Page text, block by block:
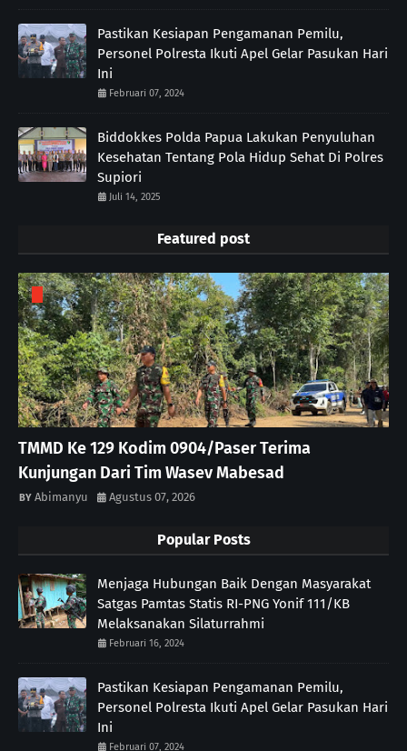
Pastikan Kesiapan Pengamanan Pemilu,
Personel Polresta Ikuti Apel Gelar Pasukan Hari
Ini
Februari 07, 2024
Biddokkes Polda Papua Lakukan Penyuluhan
Kesehatan Tentang Pola Hidup Sehat Di Polres
Supiori
Juli 14, 2025
Featured post
TMMD Ke 129 Kodim 0904/Paser Terima
Kunjungan Dari Tim Wasev Mabesad
Abimanyu Agustus 07, 2026
Popular Posts
Menjaga Hubungan Baik Dengan Masyarakat
Satgas Pamtas Statis RI-PNG Yonif 111/KB
Melaksanakan Silaturrahmi
Februari 16, 2024
Pastikan Kesiapan Pengamanan Pemilu,
Personel Polresta Ikuti Apel Gelar Pasukan Hari
Ini
Februari 07, 2024